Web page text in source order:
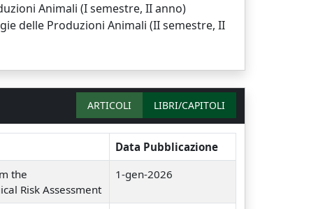
Animali (I semestre, II anno)
delle Produzioni Animali (II semestre, II
ARTICOLI LIBRI/CAPITOLI
Data Pubblicazione
the
Risk Assessment
1-gen-2026